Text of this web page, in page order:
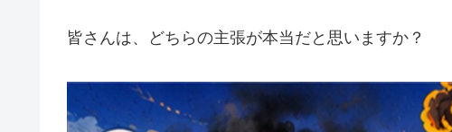
皆さんは、どちらの主張が本当だと思いますか？